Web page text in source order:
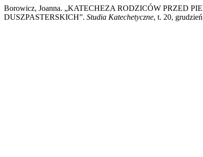
Borowicz, Joanna. „KATECHEZA RODZICÓW PRZED
DUSZPASTERSKICH”. Studia Katechetyczne, t. 20,